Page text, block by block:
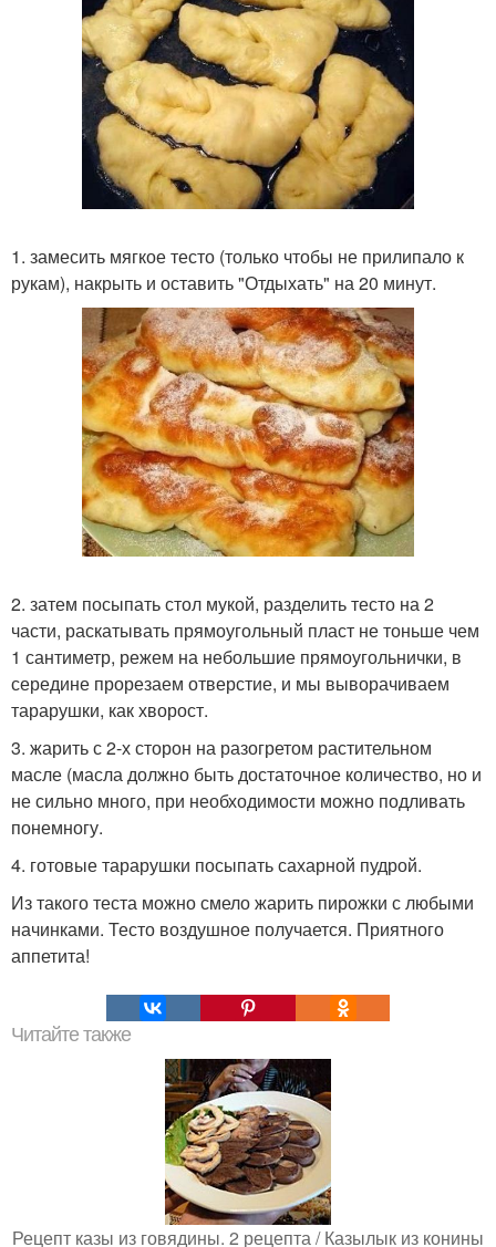
1. замесить мягкое тесто (только чтобы не прилипало к
рукам), накрыть и оставить "Отдыхать" на 20 минут.
2. затем посыпать стол мукой, разделить тесто на 2
части, раскатывать прямоугольный пласт не тоньше чем
1 сантиметр, режем на небольшие прямоугольнички, в
середине прорезаем отверстие, и мы выворачиваем
тарарушки, как хворост.
3. жарить с 2-х сторон на разогретом растительном
масле (масла должно быть достаточное количество, но и
не сильно много, при необходимости можно подливать
понемногу.
4. готовые тарарушки посыпать сахарной пудрой.
Из такого теста можно смело жарить пирожки с любыми
начинками. Тесто воздушное получается. Приятного
аппетита!
Читайте также
Рецепт казы из говядины. 2 рецепта / Казылык из конины